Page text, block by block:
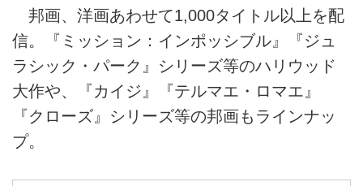
邦画、洋画あわせて1,000タイトル以上を配
信。『ミッション：インポッシブル』『ジュ
ラシック・パーク』シリーズ等のハリウッド
大作や、『カイジ』『テルマエ・ロマエ』
『クローズ』シリーズ等の邦画もラインナッ
プ。